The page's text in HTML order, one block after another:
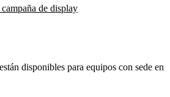
de display
disponibles para equipos con sede en